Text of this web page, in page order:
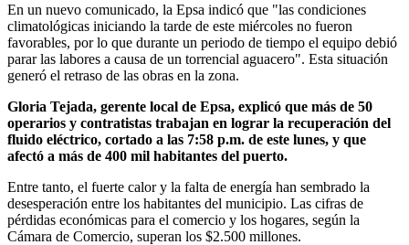
En un nuevo comunicado, la Epsa indicó que "las condiciones
climatológicas iniciando la tarde de este miércoles no fueron
favorables, por lo que durante un periodo de tiempo el equipo debió
parar las labores a causa de un torrencial aguacero". Esta situación
generó el retraso de las obras en la zona.
Gloria Tejada, gerente local de Epsa, explicó que más de 50
operarios y contratistas trabajan en lograr la recuperación del
fluido eléctrico, cortado a las 7:58 p.m. de este lunes, y que
afectó a más de 400 mil habitantes del puerto.
Entre tanto, el fuerte calor y la falta de energía han sembrado la
desesperación entre los habitantes del municipio. Las cifras de
pérdidas económicas para el comercio y los hogares, según la
Cámara de Comercio, superan los $2.500 millones.